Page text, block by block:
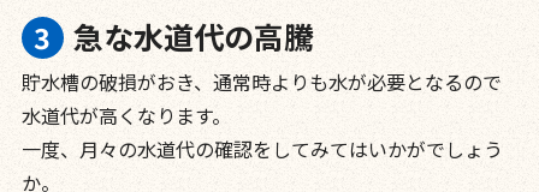
急な水道代の高騰
貯水槽の破損がおき、通常時よりも水が必要となるので
水道代が高くなります。
一度、月々の水道代の確認をしてみてはいかがでしょう
か。